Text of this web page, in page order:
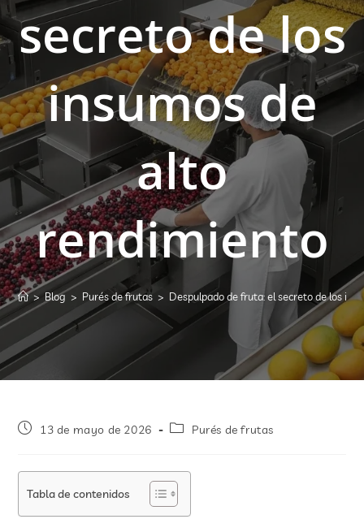
secreto de los
insumos de
alto
rendimiento
> Blog > Purés de frutas > Despulpado de fruta: el secreto de los
13 de mayo de 2026 Purés de frutas
Tabla de contenidos